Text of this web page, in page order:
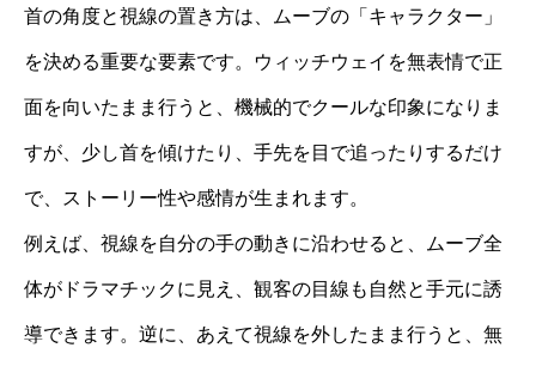
首の角度と視線の置き方は、ムーブの「キャラクター」
を決める重要な要素です。ウィッチウェイを無表情で正
面を向いたまま行うと、機械的でクールな印象になりま
すが、少し首を傾けたり、手先を目で追ったりするだけ
で、ストーリー性や感情が生まれます。
例えば、視線を自分の手の動きに沿わせると、ムーブ全
体がドラマチックに見え、観客の目線も自然と手元に誘
導できます。逆に、あえて視線を外したまま行うと、無